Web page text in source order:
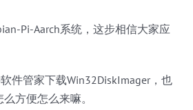
Pi-Aarch系统，这步相信大家应
件管家下载Win32DiskImager，也
方便怎么来嘛。